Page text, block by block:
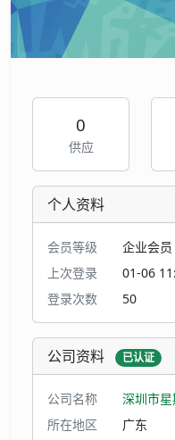
0
供应
个人资料
会员等级
企业会
上次登录
01-06
登录次数
50
公司资料 已认证
公司名称
深圳市
所在地区
广东